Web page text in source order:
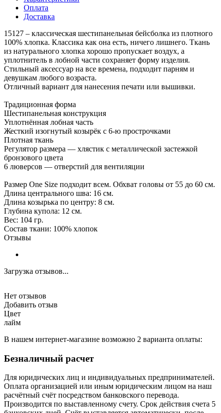
Оплата
Доставка
15127 – классическая шестипанельная бейсболка из плотного
100% хлопка. Классика как она есть, ничего лишнего. Ткань
из натурального хлопка хорошо пропускает воздух, а
уплотнитель в лобной части сохраняет форму изделия.
Стильный аксессуар на все времена, подходит парням и
девушкам любого возраста.
Отличный вариант для нанесения печати или вышивки.
Традиционная форма
Шестипанельная конструкция
Уплотнённая лобная часть
Жесткий изогнутый козырёк с 6-ю прострочками
Плотная ткань
Регулятор размера — хлястик с металлической застежкой
бронзового цвета
6 люверсов — отверстий для вентиляции
Размер One Size подходит всем. Обхват головы от 55 до 60 см.
Длина центрального шва: 16 см.
Длина козырька по центру: 8 см.
Глубина купола: 12 см.
Вес: 104 гр.
Состав ткани: 100% хлопок
Отзывы
Загрузка отзывов...
Нет отзывов
Добавить отзыв
Цвет
лайм
В нашем интернет-магазине возможно 2 варианта оплаты:
Безналичный расчет
Для юридических лиц и индивидуальных предпринимателей.
Оплата организацией или иным юридическим лицом на наш
расчётный счёт посредством банковского перевода.
Производится по выставленному счету. Срок действия счета 5